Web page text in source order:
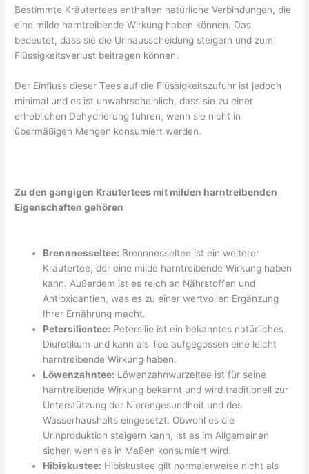
Bestimmte Kräutertees enthalten natürliche Verbindungen, die
eine milde harntreibende Wirkung haben können. Das
bedeutet, dass sie die Urinausscheidung steigern und zum
Flüssigkeitsverlust beitragen können.
Der Einfluss dieser Tees auf die Flüssigkeitszufuhr ist jedoch
minimal und es ist unwahrscheinlich, dass sie zu einer
erheblichen Dehydrierung führen, wenn sie nicht in
übermäßigen Mengen konsumiert werden.
Zu den gängigen Kräutertees mit milden harntreibenden
Eigenschaften gehören
Brennnesseltee: Brennnesseltee ist ein weiterer
Kräutertee, der eine milde harntreibende Wirkung haben
kann. Außerdem ist es reich an Nährstoffen und
Antioxidantien, was es zu einer wertvollen Ergänzung
Ihrer Ernährung macht.
Petersilientee: Petersilie ist ein bekanntes natürliches
Diuretikum und kann als Tee aufgegossen eine leicht
harntreibende Wirkung haben.
Löwenzahntee: Löwenzahnwurzeltee ist für seine
harntreibende Wirkung bekannt und wird traditionell zur
Unterstützung der Nierengesundheit und des
Wasserhaushalts eingesetzt. Obwohl es die
Urinproduktion steigern kann, ist es im Allgemeinen
sicher, wenn es in Maßen konsumiert wird.
Hibiskustee: Hibiskustee gilt normalerweise nicht als